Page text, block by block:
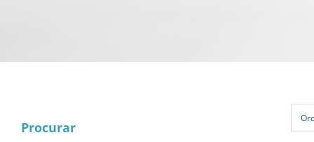
Procurar